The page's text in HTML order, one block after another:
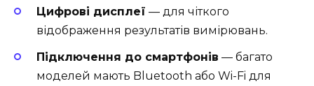
Цифрові дисплеї — для чіткого
відображення результатів вимірювань.
Підключення до смартфонів — багато
моделей мають Bluetooth або Wi-Fi для